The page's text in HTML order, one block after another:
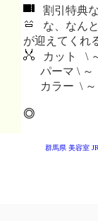
割引特典
な、なん
が迎えてくれ
カット \
パーマ \ ～
カラー \ ～
◎
群馬県 美容室